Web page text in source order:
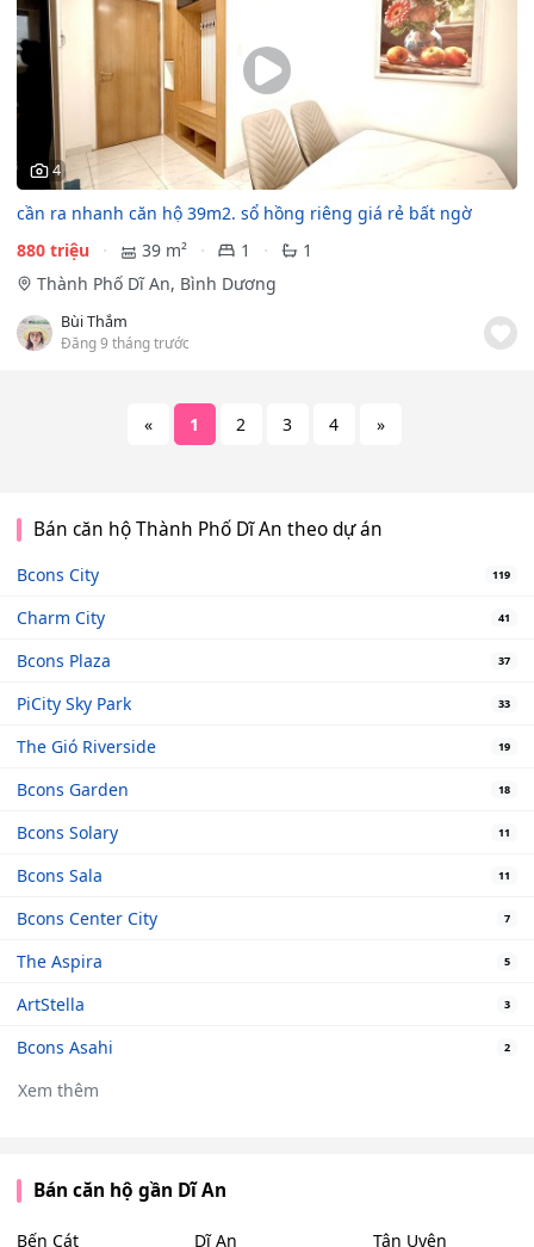
4
cần ra nhanh căn hộ 39m2. sổ hồng riêng giá rẻ bất ngờ
880 triệu
39 m² 1
1
Thành Phố Dĩ An, Bình Dương
Bùi Thắm
Đăng 9 tháng trước
« 1 2 3 4 »
Bán căn hộ Thành Phố Dĩ An theo dự án
Bcons City 119
Charm City 41
Bcons Plaza 37
PiCity Sky Park 33
The Gió Riverside 19
Bcons Garden 18
Bcons Solary 11
Bcons Sala 11
Bcons Center City 7
The Aspira 5
ArtStella 3
Bcons Asahi 2
Xem thêm
Bán căn hộ gần Dĩ An
Bến Cát Dĩ An Tân Uyên